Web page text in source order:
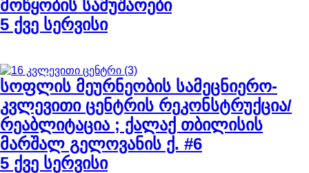
მოწყობის სამუშაოები
5 ქვე სერვისი
სოფლის მეურნეობის სამეცნიერო-
კვლევითი ცენტრის რეკონსტრუქცია/
რეაბლიტაცია ; ქალაქ თბილისის
მარშალ გელოვანის ქ. #6
5 ქვე სერვისი